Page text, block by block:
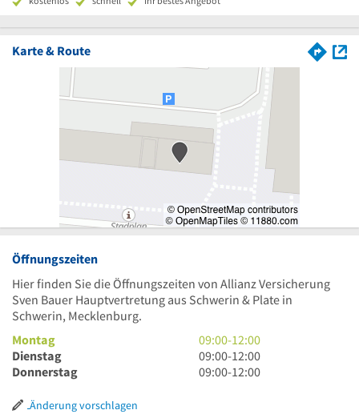
Karte & Route
Öffnungszeiten
Hier finden Sie die Öffnungszeiten von Allianz Versicherung
Sven Bauer Hauptvertretung aus Schwerin & Plate in
Schwerin, Mecklenburg.
Montag
9
Uhr
bis
09:00-12:00
Dienstag
9
Uhr
09:00-12:00
Donnerstag
9
09:00-12:00
Änderung vorschlagen